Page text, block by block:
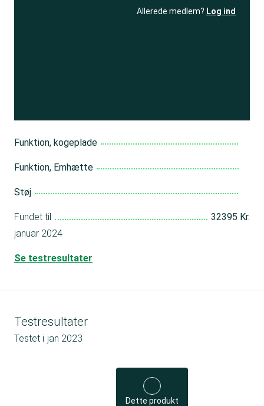
Allerede medlem? Log ind
Funktion, kogeplade
Funktion, Emhætte
Støj
Fundet til
32395 Kr.
januar 2024
Se testresultater
Testresultater
Testet i jan 2023
Dette produkt